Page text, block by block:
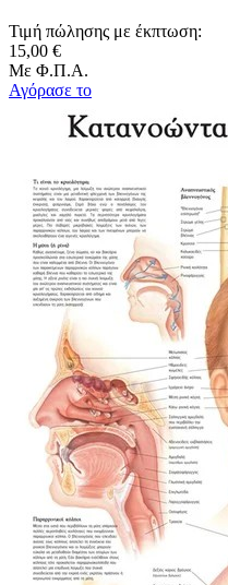
Τιμή πώλησης με έκπτωση:
15,00 €
Με Φ.Π.Α.
Αγόρασε το